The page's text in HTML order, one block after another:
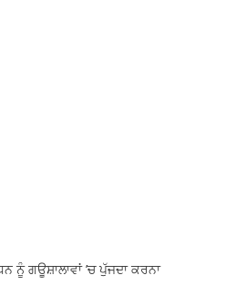
ਨੂੰ ਗਊਸ਼ਾਲਾਵਾਂ ’ਚ ਪੁੱਜਦਾ ਕਰਨਾ